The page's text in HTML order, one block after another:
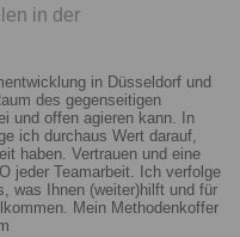
in der
in Düsseldorf und
des gegenseitigen
und offen agieren kann. In
ich durchaus Wert darauf,
haben. Vertrauen und eine
jeder Teamarbeit. Ich verfolge
was Ihnen (weiter)hilft und für
Mein Methodenkoffer